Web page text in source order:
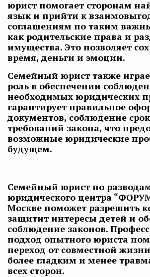
юрист помогает сторонам
язык и прийти к
соглашениям по таким
как родительские права и
имущества. Это позволяет
время, деньги и эмоции.
Семейный юрист также
роль в обеспечении
необходимых юридических
гарантирует правильное
документов, соблюдение
требований закона, что
возможные юридические
будущем.
Семейный юрист по
юридического центра
Москве поможет разрешить
защитит интересы детей и
соблюдение законов.
подход опытного юриста
переход от совместной
более гладким и менее
всех сторон.